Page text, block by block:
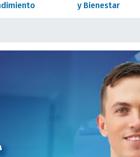
y Bienestar